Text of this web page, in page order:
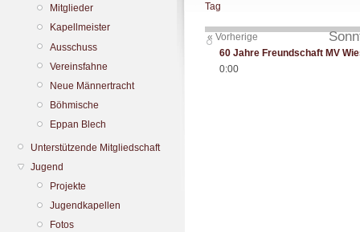
Mitglieder
Kapellmeister
Ausschuss
Vereinsfahne
Neue Männertracht
Böhmische
Eppan Blech
Unterstützende Mitgliedschaft
Jugend
Projekte
Jugendkapellen
Fotos
Tag
« Vorherige
60 Jahre Freundschaft MV
0:00